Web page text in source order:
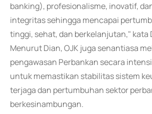
banking), profesionalisme, inovatif,
integritas sehingga mencapai
tinggi, sehat, dan berkelanjutan," kata
Menurut Dian, OJK juga senantiasa
pengawasan Perbankan secara
untuk memastikan stabilitas sistem
terjaga dan pertumbuhan sektor
berkesinambungan.